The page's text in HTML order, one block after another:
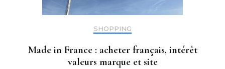
SHOPPING
Made in France : acheter français, intérêt
valeurs marque et site